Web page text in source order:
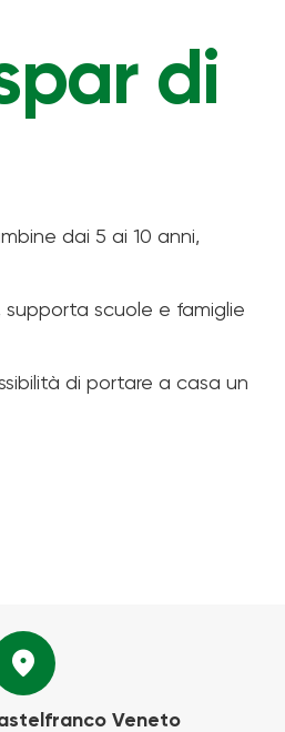
di
dai 5 ai 10 anni,
supporta scuole e famiglie
di portare a casa un
location_on
Veneto